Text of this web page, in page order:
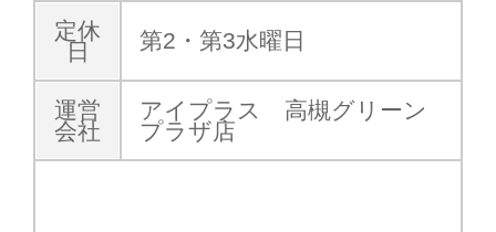
定休
日
第2・第3水曜日
運営
会社
アイプラス 高槻グリーン
プラザ店